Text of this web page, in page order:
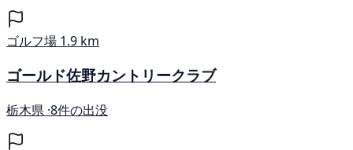
ゴルフ場 1.9 km
ゴールド佐野カントリークラブ
栃木県 ·8件の出没